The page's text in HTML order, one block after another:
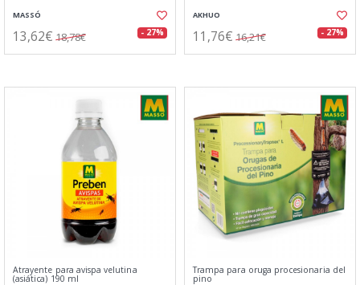
MASSÓ
13,62€ 18,78€ - 27%
AKHUO
11,76€ 16,21€ - 27%
Atrayente para avispa velutina
(asiática) 190 ml
Trampa para oruga procesionaria del
pino